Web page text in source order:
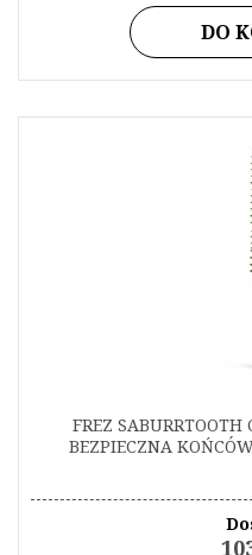
DO
FREZ
BEZPIECZNA